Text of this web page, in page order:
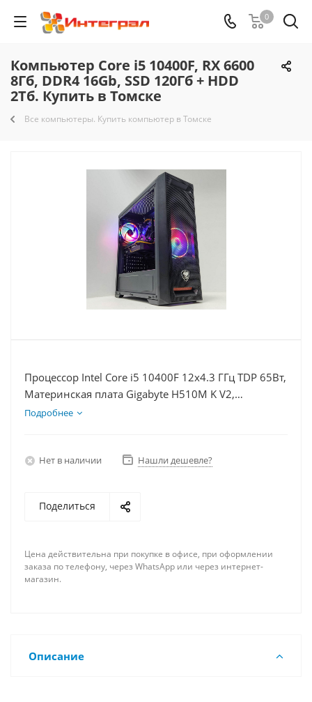
0
Компьютер Core i5 10400F, RX 6600
8Гб, DDR4 16Gb, SSD 120Гб + HDD
2Тб. Купить в Томске
Все компьютеры. Купить компьютер в Томске
Процессор Intel Core i5 10400F 12x4.3 ГГц TDP 65Вт,
Материнская плата Gigabyte H510M K V2,
Видеокарта RX 6600 8Гб, Память DDR4 16Gb,
Подробнее
Нет в наличии Нашли дешевле?
Поделиться
Цена действительна при покупке в офисе, при оформлении
заказа по телефону, через WhatsApp или через интернет-
магазин.
Описание